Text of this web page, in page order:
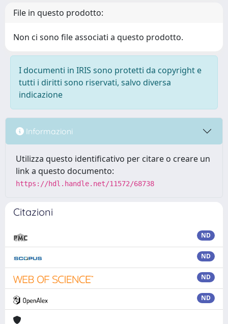
File in questo prodotto:
Non ci sono file associati a questo prodotto.
I documenti in IRIS sono protetti da copyright e
tutti i diritti sono riservati, salvo diversa
indicazione
Informazioni
Utilizza questo identificativo per citare o creare un
link a questo documento:
https://hdl.handle.net/11572/68738
Citazioni
ND
ND
ND
ND